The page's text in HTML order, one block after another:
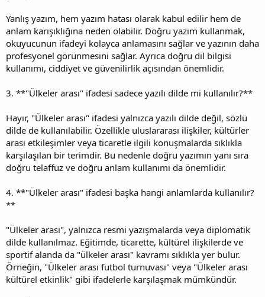
Yanlış yazım, hem yazım hatası olarak kabul edilir hem de
anlam karışıklığına neden olabilir. Doğru yazım kullanmak,
okuyucunun ifadeyi kolayca anlamasını sağlar ve yazının daha
profesyonel görünmesini sağlar. Ayrıca doğru dil bilgisi
kullanımı, ciddiyet ve güvenilirlik açısından önemlidir.
3. **"Ülkeler arası" ifadesi sadece yazılı dilde mi kullanılır?**
Hayır, "Ülkeler arası" ifadesi yalnızca yazılı dilde değil, sözlü
dilde de kullanılabilir. Özellikle uluslararası ilişkiler, kültürler
arası etkileşimler veya ticaretle ilgili konuşmalarda sıklıkla
karşılaşılan bir terimdir. Bu nedenle doğru yazımın yanı sıra
doğru telaffuz ve doğru anlam kullanımı da önemlidir.
4. **"Ülkeler arası" ifadesi başka hangi anlamlarda kullanılır?
**
"Ülkeler arası", yalnızca resmi yazışmalarda veya diplomatik
dilde kullanılmaz. Eğitimde, ticarette, kültürel ilişkilerde ve
sportif alanda da "ülkeler arası" kavramı sıklıkla yer bulur.
Örneğin, "Ülkeler arası futbol turnuvası" veya "Ülkeler arası
kültürel etkinlik" gibi ifadelerle karşılaşmak mümkündür.